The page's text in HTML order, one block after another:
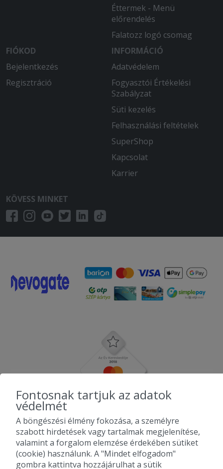
Éttermek - Menü
előrendelés
Falatozz logó csomag
FIÓKOD
Bejelentkezés
Regisztráció
INFORMÁCIÓ
Adatvédelem
Fogyasztói Értékelési
Szabályzat
Süti kezelés
Felhasználási feltételek
SuperShop
Kapcsolat
Karrier
KÖVESS MINKET
Fontosnak tartjuk az adatok
védelmét
A böngészési élmény fokozása, a személyre
szabott hirdetések vagy tartalmak megjelenítése,
valamint a forgalom elemzése érdekében sütiket
(cookie) használunk. A "Mindet elfogadom"
gombra kattintva hozzájárulhat a sütik